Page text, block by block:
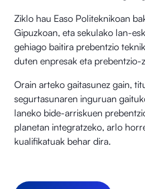
Ziklo hau Easo Politeknikoan
Gipuzkoan, eta sekulako lan-
gehiago baitira prebentzio
duten enpresak eta prebentzio-
Orain arteko gaitasunez gain,
segurtasunaren inguruan
laneko bide-arriskuen
planetan integratzeko, arlo
kualifikatuak behar dira.